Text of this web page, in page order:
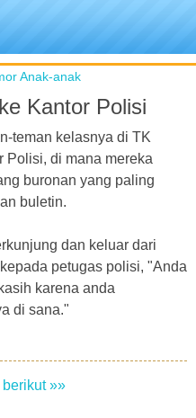
Anak-anak
Kantor Polisi
teman kelasnya di TK
Polisi, di mana mereka
buronan yang paling
buletin.
dan keluar dari
petugas polisi, "Anda
karena anda
di sana."
berikut »»